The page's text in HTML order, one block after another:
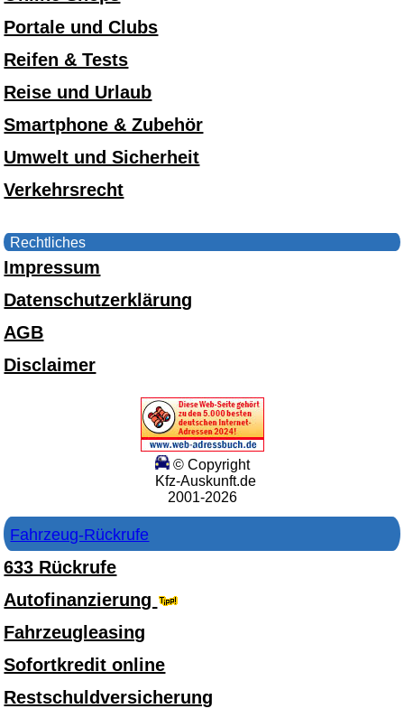
Portale und Clubs
Reifen & Tests
Reise und Urlaub
Smartphone & Zubehör
Umwelt und Sicherheit
Verkehrsrecht
Rechtliches
Impressum
Datenschutzerklärung
AGB
Disclaimer
© Copyright
Kfz-Auskunft.de
2001-2026
Fahrzeug-Rückrufe
633 Rückrufe
Autofinanzierung
Fahrzeugleasing
Sofortkredit online
Restschuldversicherung